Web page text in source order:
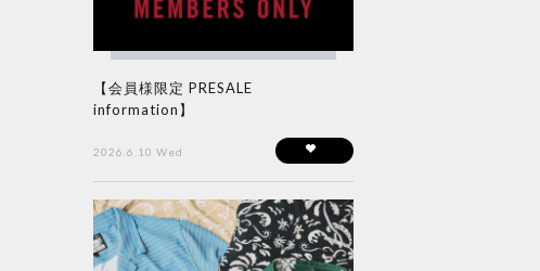
【会員様限定 PRESALE
information】
2026.6.10 Wed